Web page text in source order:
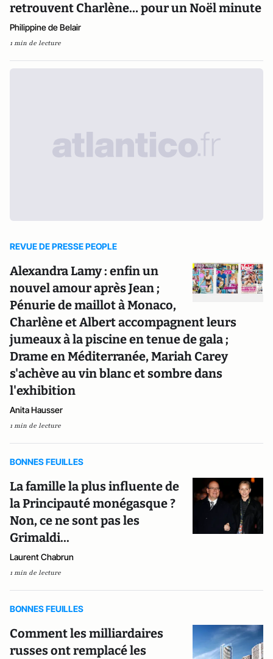
retrouvent Charlène… pour un Noël minute
Philippine de Belair
1 min de lecture
REVUE DE PRESSE PEOPLE
Alexandra Lamy : enfin un
nouvel amour après Jean ;
Pénurie de maillot à Monaco,
Charlène et Albert accompagnent leurs
jumeaux à la piscine en tenue de gala ;
Drame en Méditerranée, Mariah Carey
s'achève au vin blanc et sombre dans
l'exhibition
Anita Hausser
1 min de lecture
BONNES FEUILLES
La famille la plus influente de
la Principauté monégasque ?
Non, ce ne sont pas les
Grimaldi...
Laurent Chabrun
1 min de lecture
BONNES FEUILLES
Comment les milliardaires
russes ont remplacé les